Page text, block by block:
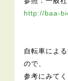
http://baa-
自転車によ
ので、
参考にみてく